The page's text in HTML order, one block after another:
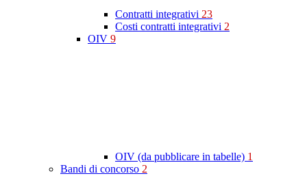
Contratti integrativi 23
Costi contratti integrativi 2
OIV 9
OIV (da pubblicare in tabelle) 1
Bandi di concorso 2